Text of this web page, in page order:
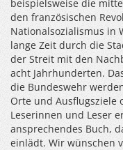
beispielsweise die
den französischen
Nationalsozialismus in
lange Zeit durch die
der Streit mit den
acht Jahrhunderten.
die Bundeswehr
Orte und Ausflugsziele
Leserinnen und Leser
ansprechendes Buch,
einlädt. Wir wünschen